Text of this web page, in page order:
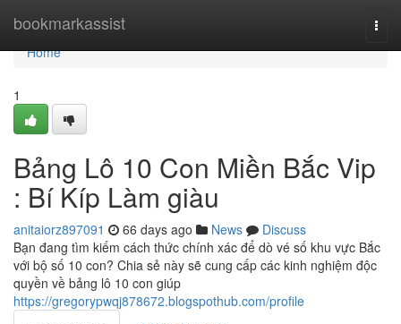
bookmarkassist
Home
Home
1
Bảng Lô 10 Con Miền Bắc Vip
: Bí Kíp Làm giàu
anitaiorz897091 66 days ago News
Discuss
Bạn đang tìm kiếm cách thức chính xác để dò vé số khu vực Bắc
với bộ số 10 con? Chia sẻ này sẽ cung cấp các kinh nghiệm độc
quyền về bảng lô 10 con giúp
https://gregorypwqj878672.blogspothub.com/profile